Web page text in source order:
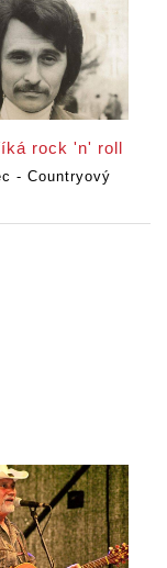
rock 'n' roll
- Countryový